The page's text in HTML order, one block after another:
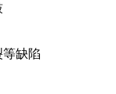
缺陷